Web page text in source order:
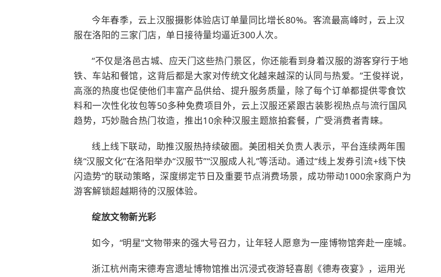
今年春季，云上汉服摄影体验店订单量同比增长80%。客流最高峰时，云上汉
服在洛阳的三家门店，单日接待量均逼近300人次。
“不仅是洛邑古城、 应天门这些热门景区，你还能看到身着汉服的游客穿行于地
铁、车站和餐馆，这背后都是大家对传统文化越来越深的认同与热爱。”王俊祥说，
高涨的热度也促使他们丰富产品供给、提升服务质量，除了每个订单都提供零食饮
料和一次性化妆包等50多种免费项目外，云上汉服还紧跟古装影视热点与流行国风
趋势，巧妙融合热门妆造，推出10余种汉服主题旅拍套餐，广受消费者青睐。
线上线下联动，助推汉服热持续破圈。美团相关负责人表示，平台连续两年围
绕“汉服文化”在洛阳举办“汉服节”“汉服成人礼”等活动。通过“线上发券引流+线下快
闪造势”的联动策略，深度绑定节日及重要节点消费场景，成功带动1000余家商户为
游客解锁超越期待的汉服体验。
绽放文物新光彩
如今，“明星”文物带来的强大号召力，让年轻人愿意为一座博物馆奔赴一座城。
浙江杭州南宋德寿宫遗址博物馆推出沉浸式夜游轻喜剧《德寿夜宴》，运用光